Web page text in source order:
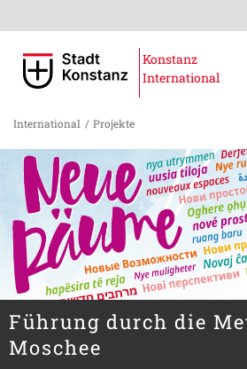
Konstanz
International
International / Projekte
Führung durch die
Moschee